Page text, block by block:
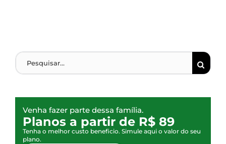
Venha fazer parte dessa família.
Planos a partir de R$ 89
Tenha o melhor custo beneficio. Simule aqui o valor do seu
plano.